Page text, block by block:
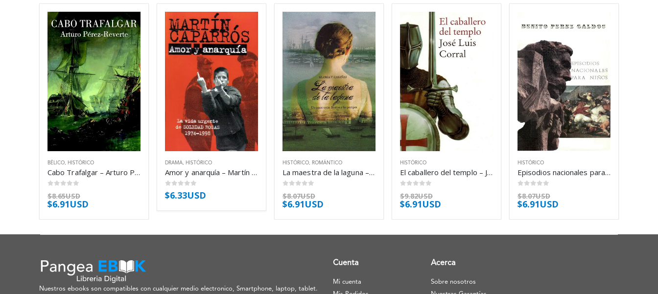
BÉLICO HISTÓRICO
Cabo Trafalgar – Arturo Pérez-Reverte
$8.65USD
$6.91USD
DRAMA HISTÓRICO
Amor y anarquía – Martín Caparrós
0out of 5
$6.33USD
HISTÓRICO ROMÁNTICO
La maestra de la laguna – Gloria V. Casañas
$8.07USD
$6.91USD
HISTÓRICO
El caballero del templo – José Luis Corral
$9.82USD
$6.91USD
HISTÓRICO
Episodios nacionales para niños – Benito Pérez Galdós
$8.07USD
$6.91USD
Nuestros ebooks son compatibles con cualquier medio electronico, Smartphone, laptop, tablet.
Cuenta
Mi cuenta
Acerca
Sobre nosotros